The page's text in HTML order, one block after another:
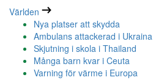
Världen
Nya platser att skydda
Ambulans attackerad i Ukraina
Skjutning i skola i Thailand
Många barn kvar i Ceuta
Varning för värme i Europa